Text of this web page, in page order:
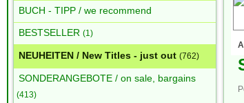
BUCH - TIPP / we recommend
BESTSELLER (1)
NEUHEITEN / New Titles - just out (762)
SONDERANGEBOTE / on sale, bargains
(413)